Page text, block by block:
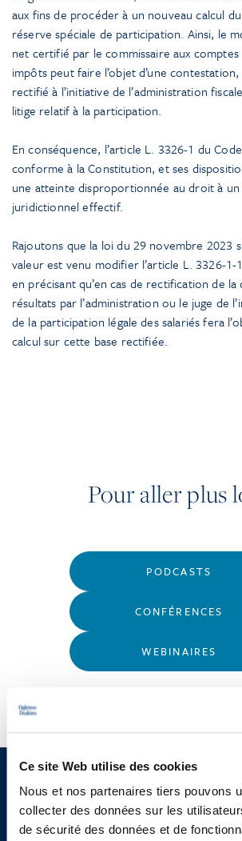
Ce site Web utilise des cookies
Nous et nos partenaires tiers pouvons
collecter des données sur les
de sécurité des données et de
aux fins de procéder à un nouveau calcul
réserve spéciale de participation. Ainsi, le
net certifié par le commissaire aux comptes
impôts peut faire l’objet d’une
rectifié à l’initiative de l’administration
litige relatif à la participation.
En conséquence, l’article L. 3326-1 du
conforme à la Constitution, et ses
une atteinte disproportionnée au droit à
juridictionnel effectif.
Rajoutons que la loi du 29 novembre 2023
valeur est venu modifier l’article L. 3326-1-
en précisant qu’en cas de rectification de
résultats par l’administration ou le juge de
de la participation légale des salariés fera
calcul sur cette base rectifiée.
Pour aller plus
PODCASTS
CONFÉRENCES
WEBINAIRES
Vous souhaitez
newsletters,